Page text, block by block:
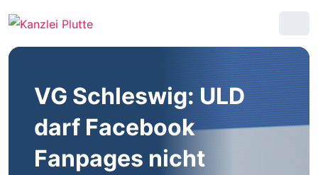
VG Schleswig: ULD
darf Facebook
Fanpages nicht